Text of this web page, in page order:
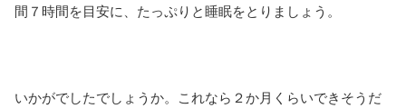
間７時間を目安に、たっぷりと睡眠をとりましょう。
いかがでしたでしょうか。これなら２か月くらいできそうだ